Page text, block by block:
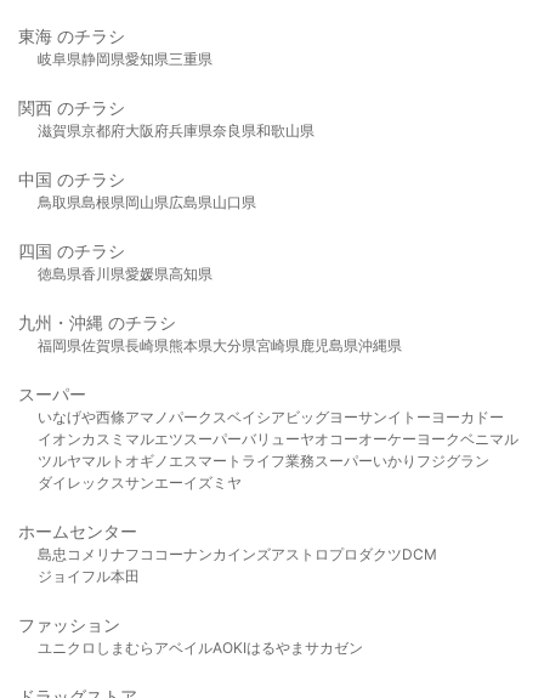
東海 のチラシ
岐阜県静岡県愛知県三重県
関西 のチラシ
滋賀県京都府大阪府兵庫県奈良県和歌山県
中国 のチラシ
鳥取県島根県岡山県広島県山口県
四国 のチラシ
徳島県香川県愛媛県高知県
九州・沖縄 のチラシ
福岡県佐賀県長崎県熊本県大分県宮崎県鹿児島県沖縄県
スーパー
いなげや西條アマノパークスベイシア ビッグヨーサンイトーヨーカドー
イオンカスミ マルエツスーパーバリューヤオコーオーケー ヨークベニマル
ツルヤマルト オギノ エスマート ライフ業務スーパーいかり フジグラン
ダイレックスサンエーイズミヤ
ホームセンター
島忠 コメリ ナフコ コーナンカインズアストロプロダクツDCM
ジョイフル本田
ファッション
ユニクロ しまむら アベイルAOKIはるやま サカゼン